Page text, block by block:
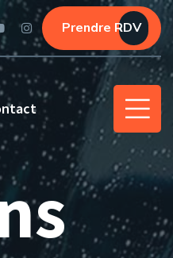
Prendre RDV